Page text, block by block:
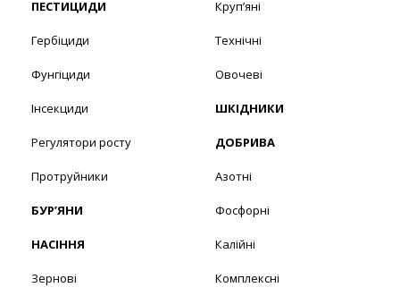
ПЕСТИЦИДИ
Гербіциди
Фунгіциди
Інсекциди
Регулятори росту
Протруйники
БУР’ЯНИ
НАСІННЯ
Зернові
Круп’яні
Технічні
Овочеві
ШКІДНИКИ
ДОБРИВА
Азотні
Фосфорні
Калійні
Комплексні